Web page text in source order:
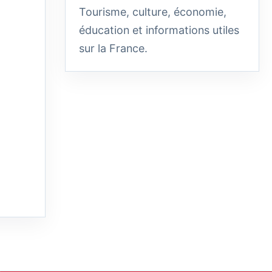
Tourisme, culture, économie,
éducation et informations utiles
sur la France.